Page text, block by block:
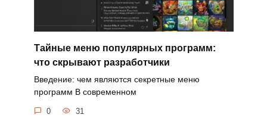
Тайные меню популярных программ:
что скрывают разработчики
Введение: чем являются секретные меню
программ В современном
0 31